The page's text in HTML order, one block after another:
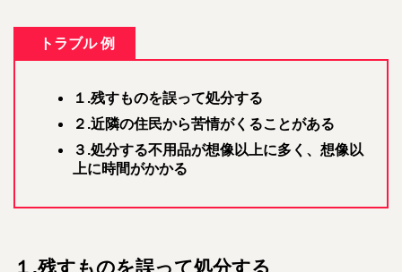
トラブル 例
１.残すものを誤って処分する
２.近隣の住民から苦情がくることがある
３.処分する不用品が想像以上に多く、想像以
上に時間がかかる
１.残すものを誤って処分する